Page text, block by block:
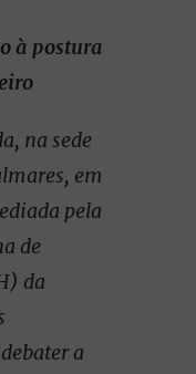
à postura
na sede
em
pela
de
da
a